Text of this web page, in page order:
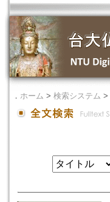
． ホーム > 検索システム >